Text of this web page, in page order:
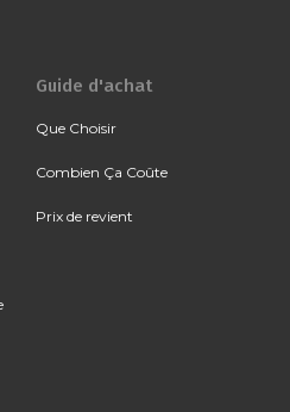
Guide d'achat
Que Choisir
Combien Ça Coûte
Prix de revient